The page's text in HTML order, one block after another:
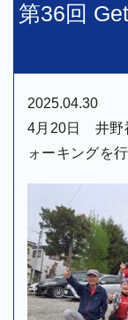
第36回
2025.04.30
4月20日 井野
ォーキングを